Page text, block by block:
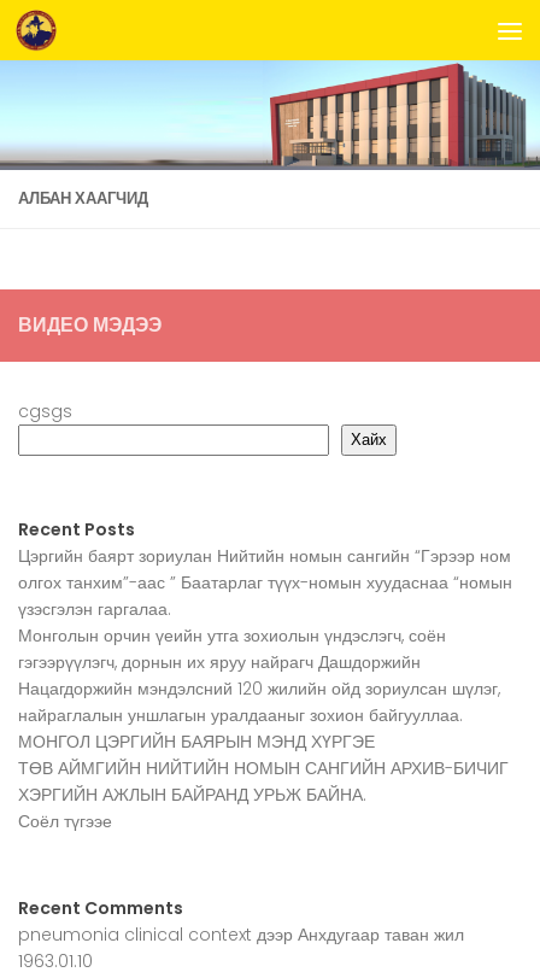
Skip to content
АЛБАН ХААГЧИД
ВИДЕО МЭДЭЭ
cgsgs
Хайх
Recent Posts
Цэргийн баярт зориулан Нийтийн номын сангийн “Гэрээр ном
олгох танхим”-аас ” Баатарлаг түүх-номын хуудаснаа “номын
үзэсгэлэн гаргалаа.
Монголын орчин үеийн утга зохиолын үндэслэгч, соён
гэгээрүүлэгч, дорнын их яруу найрагч Дашдоржийн
Нацагдоржийн мэндэлсний 120 жилийн ойд зориулсан шүлэг,
найраглалын уншлагын уралдааныг зохион байгууллаа.
МОНГОЛ ЦЭРГИЙН БАЯРЫН МЭНД ХҮРГЭЕ
ТӨВ АЙМГИЙН НИЙТИЙН НОМЫН САНГИЙН АРХИВ-БИЧИГ
ХЭРГИЙН АЖЛЫН БАЙРАНД УРЬЖ БАЙНА.
Соёл түгээе
Recent Comments
pneumonia clinical context дээр Анхдугаар таван жил
1963.01.10